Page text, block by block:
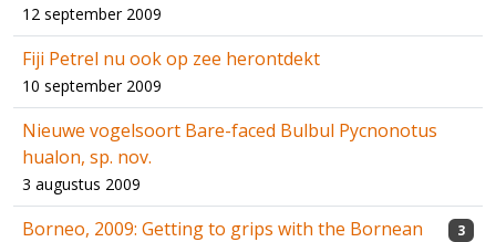
12 september 2009
Fiji Petrel nu ook op zee herontdekt
10 september 2009
Nieuwe vogelsoort Bare-faced Bulbul Pycnonotus
hualon, sp. nov.
3 augustus 2009
Borneo, 2009: Getting to grips with the Bornean 3